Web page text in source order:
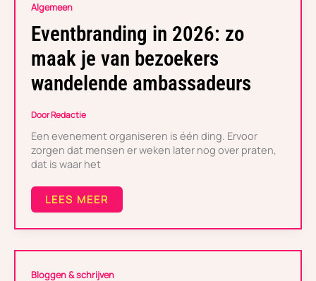
Algemeen
Eventbranding in 2026: zo
maak je van bezoekers
wandelende ambassadeurs
DoorRedactie
Een evenement organiseren is één ding. Ervoor
zorgen dat mensen er weken later nog over praten,
dat is waar het
ZO
MAAK
JE
VAN
BEZOEKERS
WANDELENDE
AMBASSADEURS
LEES MEER
Bloggen & schrijven
WAAROM